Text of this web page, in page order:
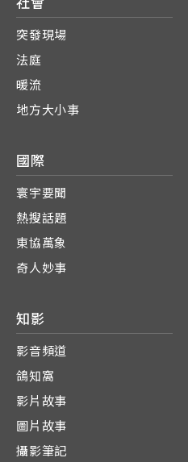
社會
突發現場
法庭
暖流
地方大小事
國際
寰宇要聞
熱搜話題
東協萬象
奇人妙事
知影
影音頻道
鴿知窩
影片故事
圖片故事
攝影筆記